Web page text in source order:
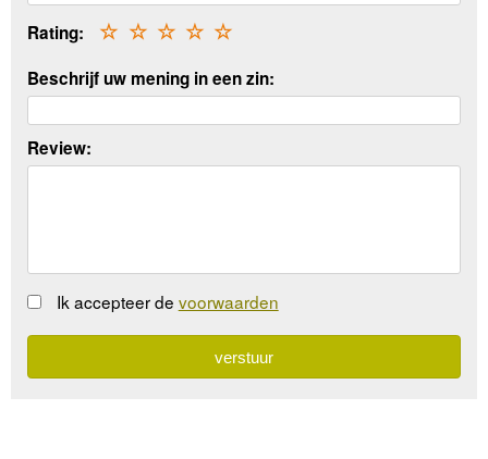
Rating: ☆
☆
☆
☆
☆
Beschrijf uw mening in een zin:
Review:
Ik accepteer de voorwaarden